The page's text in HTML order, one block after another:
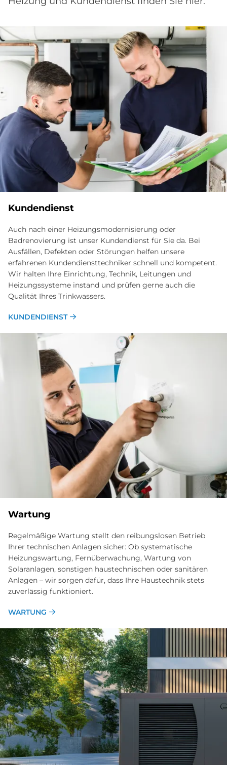
Kundendienst
Auch nach einer Heizungsmodernisierung oder
Badrenovierung ist unser Kundendienst für Sie da. Bei
Ausfällen, Defekten oder Störungen helfen unsere
erfahrenen Kundendiensttechniker schnell und kompetent.
Wir halten Ihre Einrichtung, Technik, Leitungen und
Heizungssysteme instand und prüfen gerne auch die
Qualität Ihres Trinkwassers.
KUNDENDIENST
Wartung
Regelmäßige Wartung stellt den reibungslosen Betrieb
Ihrer technischen Anlagen sicher: Ob systematische
Heizungswartung, Fernüberwachung, Wartung von
Solaranlagen, sonstigen haustechnischen oder sanitären
Anlagen – wir sorgen dafür, dass Ihre Haustechnik stets
zuverlässig funktioniert.
WARTUNG